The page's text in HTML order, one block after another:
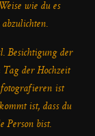
wie du es
Besichtigung der
der Hochzeit
ist
ist, dass du
Person bist.